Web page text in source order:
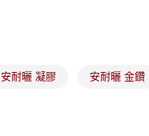
安耐曬 凝膠 安耐曬 金鑽